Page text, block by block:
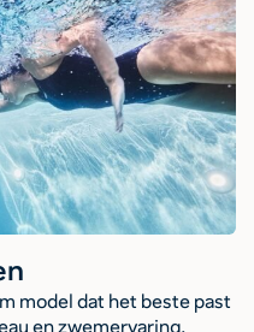
model dat het beste past
en zwemervaring.